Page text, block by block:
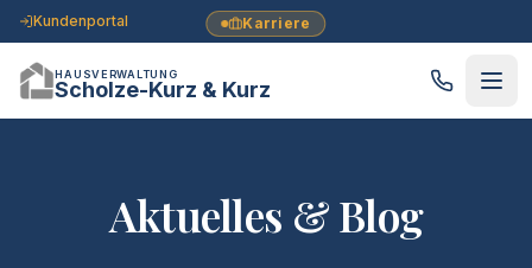
Karriere
Kundenportal
HAUSVERWALTUNG
Scholze-Kurz & Kurz
Aktuelles & Blog